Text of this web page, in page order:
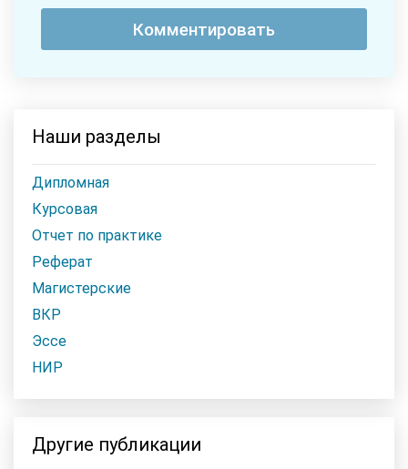
Наши разделы
Дипломная
Курсовая
Отчет по практике
Реферат
Магистерские
ВКР
Эссе
НИР
Другие публикации